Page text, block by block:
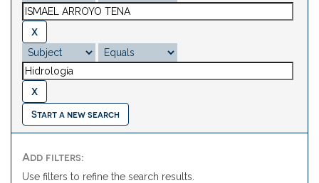
Start a new search
Add filters:
Use filters to refine the search results.